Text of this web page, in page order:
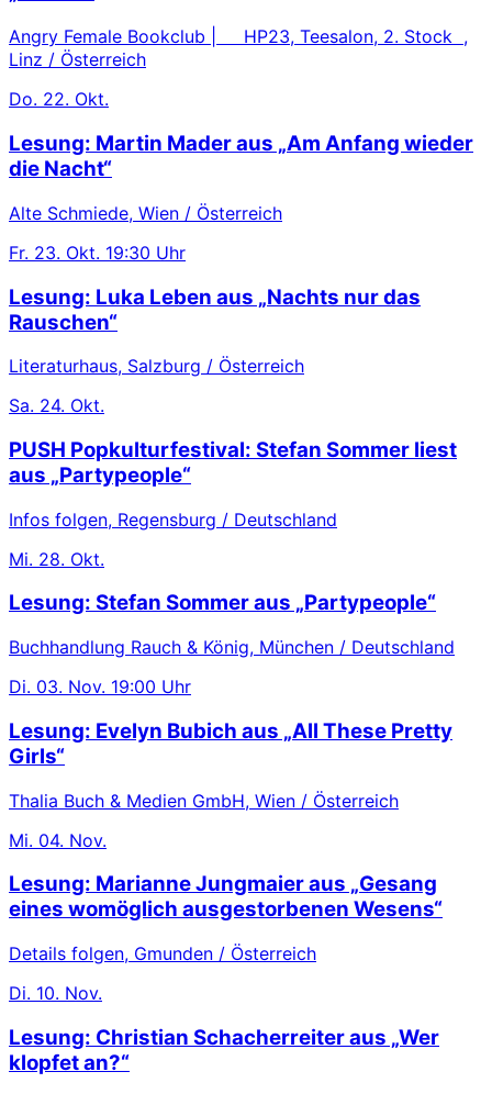
Angry Female Bookclub | HP23, Teesalon, 2. Stock ,
Linz / Österreich
Do. 22. Okt.
Lesung: Martin Mader aus „Am Anfang wieder
die Nacht“
Alte Schmiede, Wien / Österreich
Fr. 23. Okt. 19:30 Uhr
Lesung: Luka Leben aus „Nachts nur das
Rauschen“
Literaturhaus, Salzburg / Österreich
Sa. 24. Okt.
PUSH Popkulturfestival: Stefan Sommer liest
aus „Partypeople“
Infos folgen, Regensburg / Deutschland
Mi. 28. Okt.
Lesung: Stefan Sommer aus „Partypeople“
Buchhandlung Rauch & König, München / Deutschland
Di. 03. Nov. 19:00 Uhr
Lesung: Evelyn Bubich aus „All These Pretty
Girls“
Thalia Buch & Medien GmbH, Wien / Österreich
Mi. 04. Nov.
Lesung: Marianne Jungmaier aus „Gesang
eines womöglich ausgestorbenen Wesens“
Details folgen, Gmunden / Österreich
Di. 10. Nov.
Lesung: Christian Schacherreiter aus „Wer
klopfet an?“